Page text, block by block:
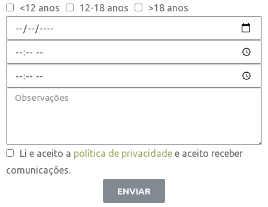
<12 anos
12-18 anos >18 anos
Li e aceito a política de privacidade e aceito receber
comunicações.
ENVIAR